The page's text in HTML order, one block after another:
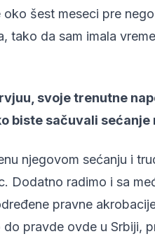
oko šest meseci pre
tako da sam imala
svoje trenutne
biste sačuvali sećanje
njegovom sećanju i
Dodatno radimo i sa
pravne
pravde ovde u Srbiji,